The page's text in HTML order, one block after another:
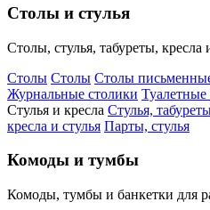
Столы и стулья
Столы, стулья, табуреты, кресла
Столы Столы Столы
Журнальные столики Туалетные
Стулья и кресла Стулья,
кресла и стулья Парты, стулья
Комоды и тумбы
Комоды, тумбы и банкетки для